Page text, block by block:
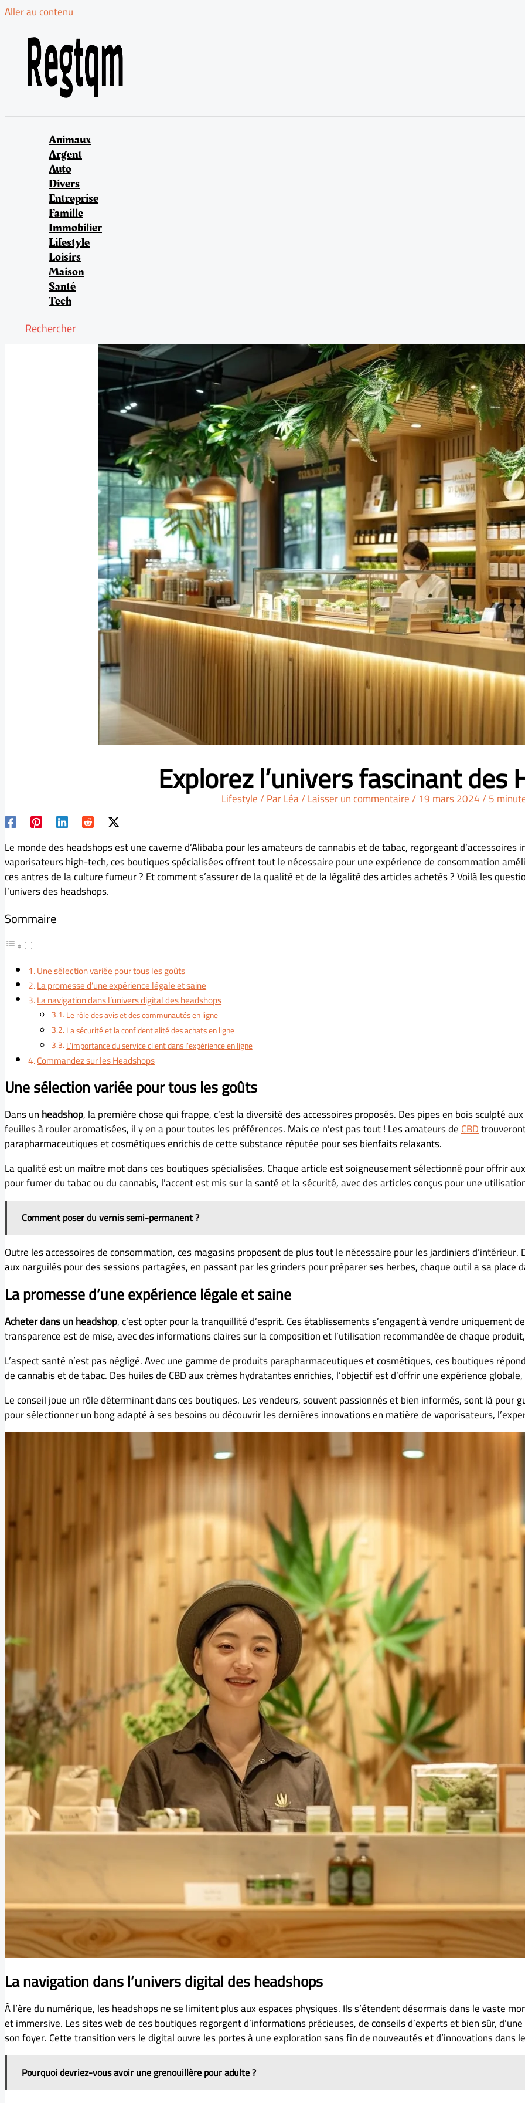
Aller au contenu
Animaux
Argent
Auto
Divers
Entreprise
Famille
Immobilier
Lifestyle
Loisirs
Maison
Santé
Tech
Rechercher
Explorez l’univers fascinant des
Lifestyle/ ParLéa/Laisser un commentaire/19 mars 2024/5
Le monde des headshops est une caverne d’Alibaba pour les amateurs de cannabis et de tabac, regorgeant
vaporisateurs high-tech, ces boutiques spécialisées offrent tout le nécessaire pour une expérience de consommation
ces antres de la culture fumeur ? Et comment s’assurer de la qualité et de la légalité des articles achetés ? Voilà les
l’univers des headshops.
Sommaire
Une sélection variée pour tous les goûts
La promesse d’une expérience légale et saine
La navigation dans l’univers digital des headshops
Le rôle des avis et des communautés en ligne
La sécurité et la confidentialité des achats en ligne
L’importance du service client dans l’expérience en ligne
Commandez sur les Headshops
Une sélection variée pour tous les goûts
Dans unheadshop, la première chose qui frappe, c’est la diversité des accessoires proposés. Des pipes en bois sculpté
feuilles à rouler aromatisées, il y en a pour toutes les préférences. Mais ce n’est pas tout ! Les amateurs deCBD
parapharmaceutiques et cosmétiques enrichis de cette substance réputée pour ses bienfaits relaxants.
La qualité est un maître mot dans ces boutiques spécialisées. Chaque article est soigneusement sélectionné pour offrir
pour fumer du tabac ou du cannabis, l’accent est mis sur la santé et la sécurité, avec des articles conçus pour une
Comment poser du vernis semi-permanent ?
Outre les accessoires de consommation, ces magasins proposent de plus tout le nécessaire pour les jardiniers
aux narguilés pour des sessions partagées, en passant par les grinders pour préparer ses herbes, chaque outil a sa place
La promesse d’une expérience légale et saine
Acheter dans un headshop, c’est opter pour la tranquillité d’esprit. Ces établissements s’engagent à vendre uniquement
transparence est de mise, avec des informations claires sur la composition et l’utilisation recommandée de chaque
L’aspect santé n’est pas négligé. Avec une gamme de produits parapharmaceutiques et cosmétiques, ces boutiques
de cannabis et de tabac. Des huiles de CBD aux crèmes hydratantes enrichies, l’objectif est d’offrir une expérience
Le conseil joue un rôle déterminant dans ces boutiques. Les vendeurs, souvent passionnés et bien informés, sont là pour
pour sélectionner un bong adapté à ses besoins ou découvrir les dernières innovations en matière de vaporisateurs,
La navigation dans l’univers digital des headshops
À l’ère du numérique, les headshops ne se limitent plus aux espaces physiques. Ils s’étendent désormais dans le vaste
et immersive. Les sites web de ces boutiques regorgent d’informations précieuses, de conseils d’experts et bien sûr,
son foyer. Cette transition vers le digital ouvre les portes à une exploration sans fin de nouveautés et d’innovations dans
Pourquoi devriez-vous avoir une grenouillère pour adulte ?